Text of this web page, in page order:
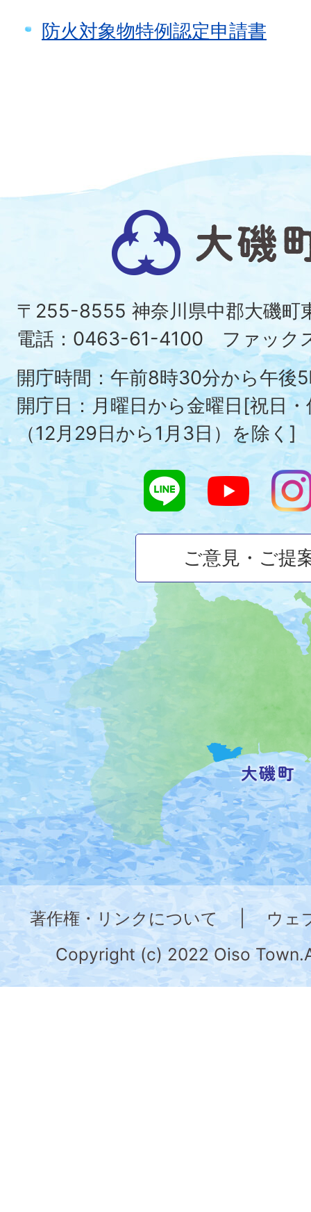
防火対象物特例認定申請書
磯
町
の
位
置
を
記
し
た
地
図。
神
奈
川
県
の
大
磯
町
〒255-8555 神奈川県中郡大磯
電話：0463-61-4100 ファック
開庁時間：午前8時30分から午後
開庁日：月曜日から金曜日[祝日
（12月29日から1月3日）を除く]
ご意見・ご提
著作権・リンクについて
ウェ
Copyright (c) 2022 Oiso